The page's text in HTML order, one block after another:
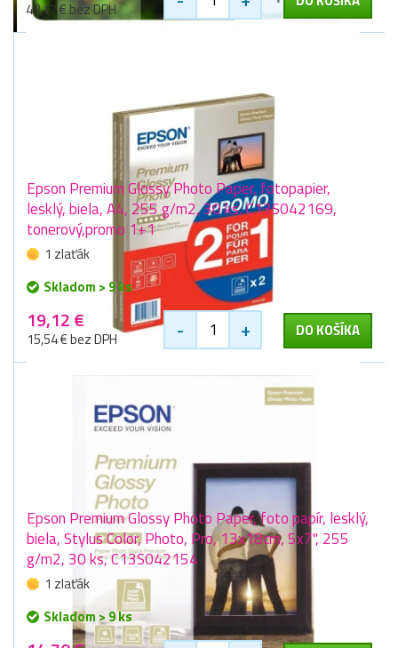
48,17 € bez DPH
Epson Premium Glossy Photo Paper, fotopapier,
lesklý, biela, A4, 255 g/m2, 30 ks, C13S042169,
tonerový,promo 1+1
1 zlaťák
Skladom > 9 ks
19,12 €
15,54 € bez DPH - + DO KOŠÍKA
Epson Premium Glossy Photo Paper, foto papír, lesklý,
biela, Stylus Color, Photo, Pro, 13x18cm, 5x7", 255
g/m2, 30 ks, C13S042154
1 zlaťák
Skladom > 9 ks